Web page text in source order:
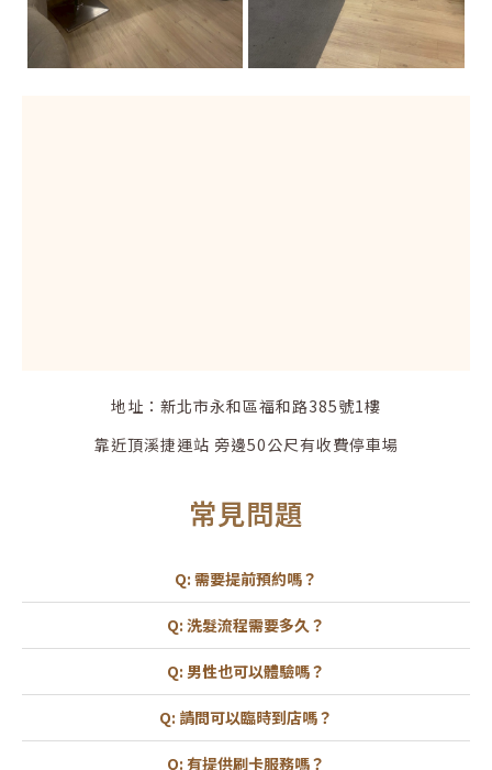
地址：新北市永和區福和路385號1樓
靠近頂溪捷運站 旁邊50公尺有收費停車場
常見問題
Q: 需要提前預約嗎？
建議提前一天預約以確保服務時間。
Q: 洗髮流程需要多久？
約60-90分鐘，依專案與護理內容而異。
Q: 男性也可以體驗嗎？
歡迎男性顧客體驗，享受同樣的放鬆護理。
Q: 請問可以臨時到店嗎？
建議提前預約，若現場有空位也可安排，惟可能需等待。
Q: 有提供刷卡服務嗎？